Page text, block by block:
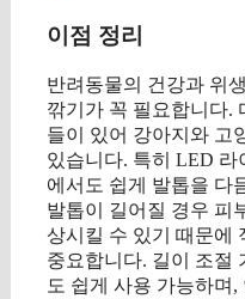
이점 정리
반려동물의 건강과 위
깎기가 꼭 필요합니다.
들이 있어 강아지와 고
있습니다. 특히 LED
에서도 쉽게 발톱을 다
발톱이 길어질 경우 피
상시킬 수 있기 때문에
중요합니다. 길이 조절
도 쉽게 사용 가능하며